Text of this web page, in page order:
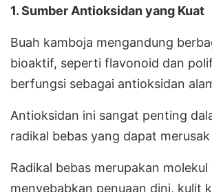
1. Sumber Antioksidan yang Kuat
Buah kamboja mengandung
bioaktif, seperti flavonoid dan
berfungsi sebagai antioksidan
Antioksidan ini sangat penting
radikal bebas yang dapat
Radikal bebas merupakan
menyebabkan penuaan dini, kulit